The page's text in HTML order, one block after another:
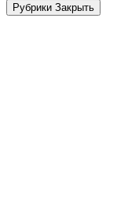
Рубрики Закрыть